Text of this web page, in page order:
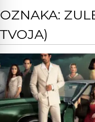
OZNAKA:
TVOJA)